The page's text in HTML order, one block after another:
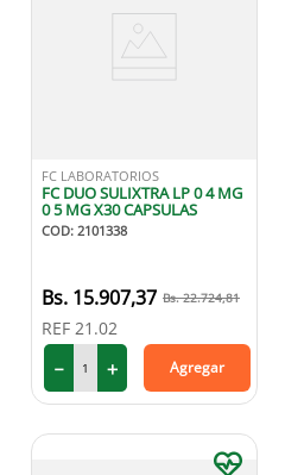
FC LABORATORIOS
FC DUO SULIXTRA LP 0 4 MG
0 5 MG X30 CAPSULAS
COD: 2101338
15.907,37 22.724,81
REF 21.02
＋
－ Agregar